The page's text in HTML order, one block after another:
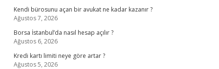
Kendi bürosunu açan bir avukat ne kadar kazanır ?
Ağustos 7, 2026
Borsa İstanbul’da nasıl hesap açılır ?
Ağustos 6, 2026
Kredi kartı limiti neye göre artar ?
Ağustos 5, 2026